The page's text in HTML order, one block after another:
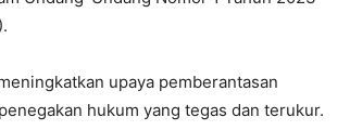
upaya pemberantasan
hukum yang tegas dan terukur.